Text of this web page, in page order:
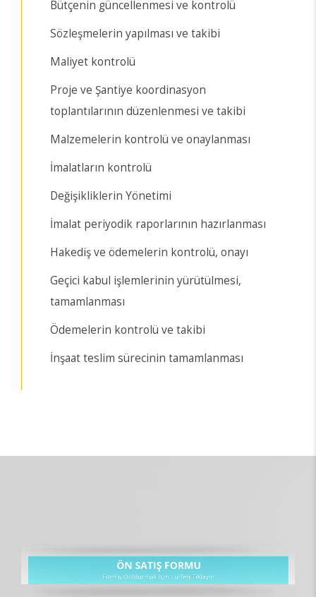
Bütçenin güncellenmesi ve kontrolü
Sözleşmelerin yapılması ve takibi
Maliyet kontrolü
Proje ve Şantiye koordinasyon
toplantılarının düzenlenmesi ve takibi
Malzemelerin kontrolü ve onaylanması
İmalatların kontrolü
Değişikliklerin Yönetimi
İmalat periyodik raporlarının hazırlanması
Hakediş ve ödemelerin kontrolü, onayı
Geçici kabul işlemlerinin yürütülmesi,
tamamlanması
Ödemelerin kontrolü ve takibi
İnşaat teslim sürecinin tamamlanması